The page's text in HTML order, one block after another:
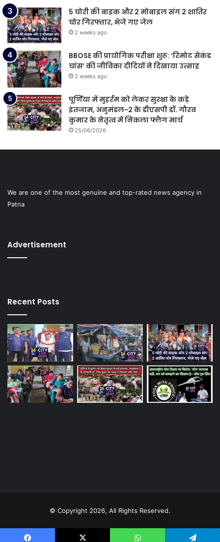
5 चोरी की बाइक और 2 मोबाइल संग 2 शातिर
चोर गिरफ्तार, भेजे गए जेल
2 weeks ago
BBOSE की प्रायोगिक परीक्षा शुरू: ‘रिमोट सेकंड
चांस’ की जीविका दीदियों ने दिखाया उत्साह
2 weeks ago
पूर्णिया में मुहर्रम को लेकर सुरक्षा के कड़े
इंतजाम, अनुमंडल-2 के डीएसपी डॉ. गौरव
कुमार के नेतृत्व में निकला फ्लैग मार्च
25/06/2026
We are one of the most genuine and top-rated news agency in
Patna
Advertisement
Recent Posts
© Copyright 2026, All Rights Reserved.